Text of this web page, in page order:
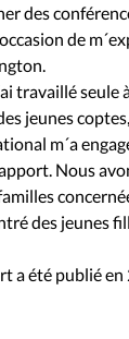
des
de
travaillé
jeunes
m´a
Nous
des jeunes
a été publié en